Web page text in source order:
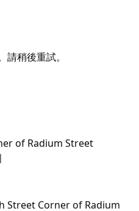
稍後重試。
of Radium Street